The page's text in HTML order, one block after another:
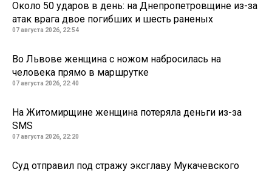
Около 50 ударов в день: на Днепропетровщине из-за
атак врага двое погибших и шесть раненых
07 августа 2026, 22:54
Во Львове женщина с ножом набросилась на
человека прямо в маршрутке
07 августа 2026, 22:40
На Житомирщине женщина потеряла деньги из-за
SMS
07 августа 2026, 22:20
Суд отправил под стражу эксглаву Мукачевского